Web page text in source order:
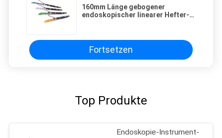
160mm Länge gebogener
endoskopischer linearer Hefter-
Fortsetzen
Top Produkte
Endoskopie-Instrument-